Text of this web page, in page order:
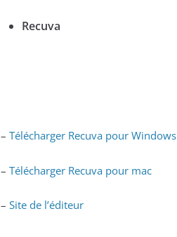
Recuva
– Télécharger Recuva pour Windows
– Télécharger Recuva pour mac
– Site de l’éditeur